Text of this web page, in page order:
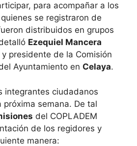
para acompañar a los
quienes se registraron de
distribuidos en grupos
Ezequiel Mancera
presidente de la Comisión
Ayuntamiento en Celaya.
integrantes ciudadanos
semana. De tal
del COPLADEM
de los regidores y
manera: